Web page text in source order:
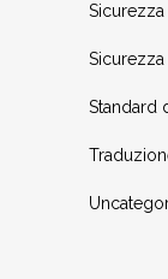
Standard